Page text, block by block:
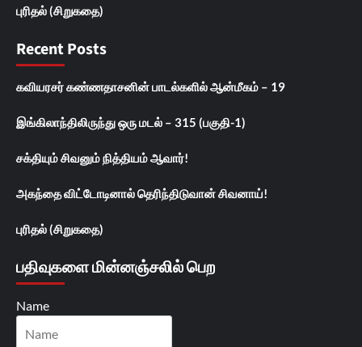
புரிதல் (சிறுகதை)
Recent Posts
கவியரசர் கண்ணதாசனின் பாடல்களில் ஆன்மீகம் – 19
இங்கிலாந்திலிருந்து ஒரு மடல் – 315 (பகுதி-1)
சக்தியும் சிவனும் நித்தியம் ஆவார்!
அகந்தை விட்டோடினால் தெரிந்திடுவான் சிவனாய்!
புரிதல் (சிறுகதை)
பதிவுகளை மின்னஞ்சலில் பெற
Name